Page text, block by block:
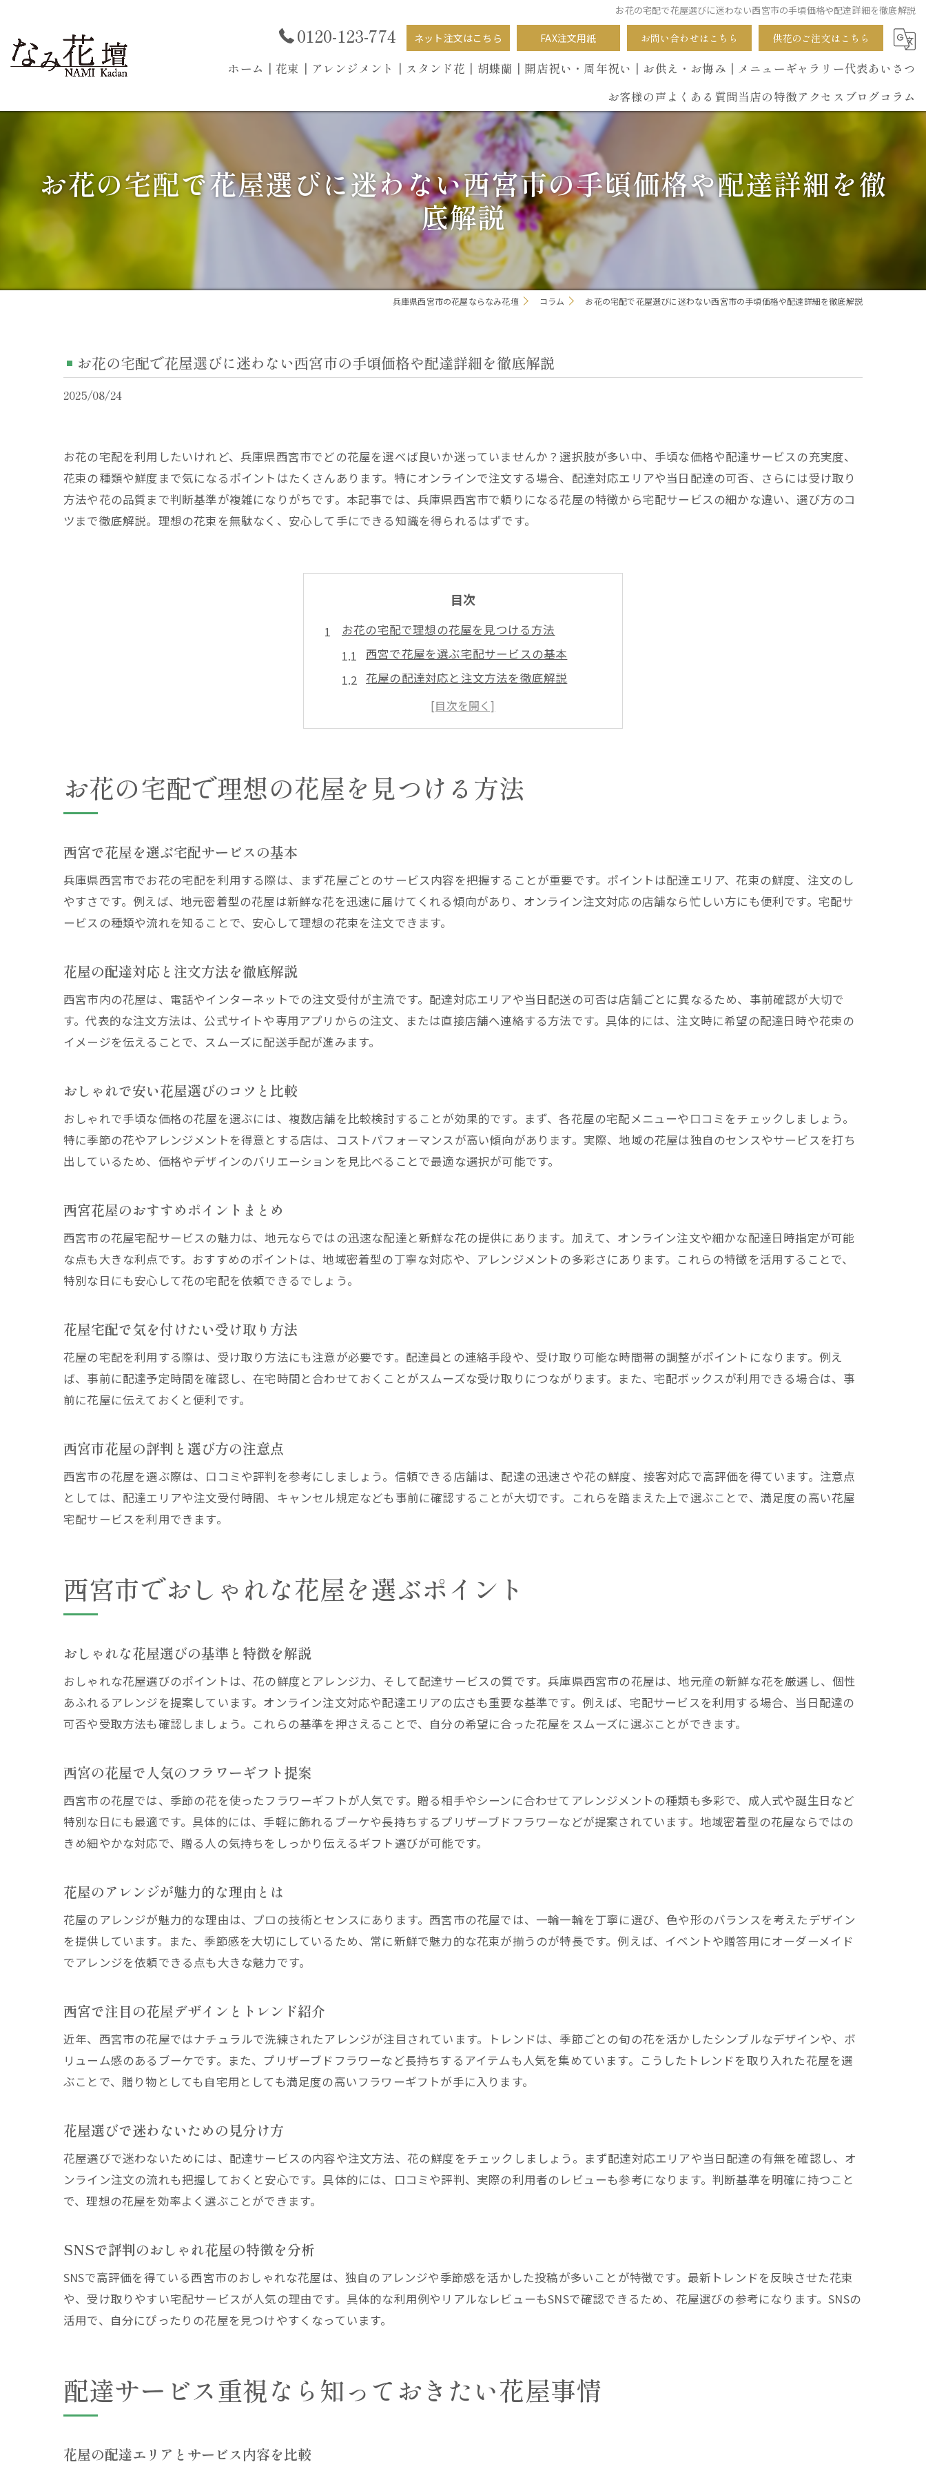
お花の宅配で花屋選びに迷わない西宮市の手頃価格や配達詳細を徹底解説
0120-123-774 ネット注文はこちら FAX注文用紙 お問い合わせはこちら 供花のご注文はこちら
ホーム ┃花束┃ アレンジメント┃ スタンド花┃ 胡蝶蘭 ┃開店祝い・周年祝い ┃お供え・お悔み ┃メニューギャラリー代表あいさつ
お客様の声 よくある質問当店の特徴
開店祝い
イベント
誕生日
アクセス ブログコラム
お花の宅配で花屋選びに迷わない西宮市の手頃価格や配達詳細を徹
底解説
兵庫県西宮市の花屋ならなみ花壇 コラム お花の宅配で花屋選びに迷わない西宮市の手頃価格や配達詳細を徹底解説
お花の宅配で花屋選びに迷わない西宮市の手頃価格や配達詳細を徹底解説
2025/08/24
お花の宅配を利用したいけれど、兵庫県西宮市でどの花屋を選べば良いか迷っていませんか？選択肢が多い中、手頃な価格や配達サービスの充実度、
花束の種類や鮮度まで気になるポイントはたくさんあります。特にオンラインで注文する場合、配達対応エリアや当日配達の可否、さらには受け取り
方法や花の品質まで判断基準が複雑になりがちです。本記事では、兵庫県西宮市で頼りになる花屋の特徴から宅配サービスの細かな違い、選び方のコ
ツまで徹底解説。理想の花束を無駄なく、安心して手にできる知識を得られるはずです。
目次
お花の宅配で理想の花屋を見つける方法
西宮で花屋を選ぶ宅配サービスの基本
花屋の配達対応と注文方法を徹底解説
おしゃれで安い花屋選びのコツと比較
西宮花屋のおすすめポイントまとめ
西宮市花屋の評判と選び方の注意点
西宮市でおしゃれな花屋を選ぶポイント
花屋のアレンジが魅力的な理由とは
西宮で注目の花屋デザインとトレンド紹介
花屋選びで迷わないための見分け方
花屋の配達エリアとサービス内容を比較
西宮で花屋宅配を頼む際の配送料注意事項
当日配達可能な花屋のメリットと選び方
西宮花屋で安心配達を依頼するコツ
手頃価格で楽しむ西宮市の花屋宅配体験
手頃な価格で選ぶ西宮の花屋サービス
コスパ重視の花屋選びと注意点を解説
西宮市花屋での価格交渉や割引情報
用途に合わせた花屋の宅配メニューを解説
法事やお供え向け花屋サービスの特徴
フラワーアレンジメント宅配で叶える贈り物
花屋のフラワーアレンジメント宅配活用法
特別な日の花屋アレンジメント事例集
品質を守る花屋の梱包方法と配送工夫
西宮花屋で選ぶ新鮮な花の見分け方
安心して注文できる花屋選びの秘訣
信頼できる花屋の見極め方と選び方
トラブル時も安心の花屋宅配サービス
お花の宅配で理想の花屋を見つける方法
西宮で花屋を選ぶ宅配サービスの基本
兵庫県西宮市でお花の宅配を利用する際は、まず花屋ごとのサービス内容を把握することが重要です。ポイントは配達エリア、花束の鮮度、注文のし
やすさです。例えば、地元密着型の花屋は新鮮な花を迅速に届けてくれる傾向があり、オンライン注文対応の店舗なら忙しい方にも便利です。宅配サ
ービスの種類や流れを知ることで、安心して理想の花束を注文できます。
花屋の配達対応と注文方法を徹底解説
西宮市内の花屋は、電話やインターネットでの注文受付が主流です。配達対応エリアや当日配送の可否は店舗ごとに異なるため、事前確認が大切で
す。代表的な注文方法は、公式サイトや専用アプリからの注文、または直接店舗へ連絡する方法です。具体的には、注文時に希望の配達日時や花束の
イメージを伝えることで、スムーズに配送手配が進みます。
おしゃれで安い花屋選びのコツと比較
おしゃれで手頃な価格の花屋を選ぶには、複数店舗を比較検討することが効果的です。まず、各花屋の宅配メニューや口コミをチェックしましょう。
特に季節の花やアレンジメントを得意とする店は、コストパフォーマンスが高い傾向があります。実際、地域の花屋は独自のセンスやサービスを打ち
出しているため、価格やデザインのバリエーションを見比べることで最適な選択が可能です。
西宮花屋のおすすめポイントまとめ
西宮市の花屋宅配サービスの魅力は、地元ならではの迅速な配達と新鮮な花の提供にあります。加えて、オンライン注文や細かな配達日時指定が可能
な点も大きな利点です。おすすめのポイントは、地域密着型の丁寧な対応や、アレンジメントの多彩さにあります。これらの特徴を活用することで、
特別な日にも安心して花の宅配を依頼できるでしょう。
花屋宅配で気を付けたい受け取り方法
花屋の宅配を利用する際は、受け取り方法にも注意が必要です。配達員との連絡手段や、受け取り可能な時間帯の調整がポイントになります。例え
ば、事前に配達予定時間を確認し、在宅時間と合わせておくことがスムーズな受け取りにつながります。また、宅配ボックスが利用できる場合は、事
前に花屋に伝えておくと便利です。
西宮市花屋の評判と選び方の注意点
西宮市の花屋を選ぶ際は、口コミや評判を参考にしましょう。信頼できる店舗は、配達の迅速さや花の鮮度、接客対応で高評価を得ています。注意点
としては、配達エリアや注文受付時間、キャンセル規定なども事前に確認することが大切です。これらを踏まえた上で選ぶことで、満足度の高い花屋
宅配サービスを利用できます。
西宮市でおしゃれな花屋を選ぶポイント
おしゃれな花屋選びの基準と特徴を解説
おしゃれな花屋選びのポイントは、花の鮮度とアレンジ力、そして配達サービスの質です。兵庫県西宮市の花屋は、地元産の新鮮な花を厳選し、個性
あふれるアレンジを提案しています。オンライン注文対応や配達エリアの広さも重要な基準です。例えば、宅配サービスを利用する場合、当日配達の
可否や受取方法も確認しましょう。これらの基準を押さえることで、自分の希望に合った花屋をスムーズに選ぶことができます。
西宮の花屋で人気のフラワーギフト提案
西宮市の花屋では、季節の花を使ったフラワーギフトが人気です。贈る相手やシーンに合わせてアレンジメントの種類も多彩で、成人式や誕生日など
特別な日にも最適です。具体的には、手軽に飾れるブーケや長持ちするプリザーブドフラワーなどが提案されています。地域密着型の花屋ならではの
きめ細やかな対応で、贈る人の気持ちをしっかり伝えるギフト選びが可能です。
花屋のアレンジが魅力的な理由とは
花屋のアレンジが魅力的な理由は、プロの技術とセンスにあります。西宮市の花屋では、一輪一輪を丁寧に選び、色や形のバランスを考えたデザイン
を提供しています。また、季節感を大切にしているため、常に新鮮で魅力的な花束が揃うのが特長です。例えば、イベントや贈答用にオーダーメイド
でアレンジを依頼できる点も大きな魅力です。
西宮で注目の花屋デザインとトレンド紹介
近年、西宮市の花屋ではナチュラルで洗練されたアレンジが注目されています。トレンドは、季節ごとの旬の花を活かしたシンプルなデザインや、ボ
リューム感のあるブーケです。また、プリザーブドフラワーなど長持ちするアイテムも人気を集めています。こうしたトレンドを取り入れた花屋を選
ぶことで、贈り物としても自宅用としても満足度の高いフラワーギフトが手に入ります。
花屋選びで迷わないための見分け方
花屋選びで迷わないためには、配達サービスの内容や注文方法、花の鮮度をチェックしましょう。まず配達対応エリアや当日配達の有無を確認し、オ
ンライン注文の流れも把握しておくと安心です。具体的には、口コミや評判、実際の利用者のレビューも参考になります。判断基準を明確に持つこと
で、理想の花屋を効率よく選ぶことができます。
SNSで評判のおしゃれ花屋の特徴を分析
SNSで高評価を得ている西宮市のおしゃれな花屋は、独自のアレンジや季節感を活かした投稿が多いことが特徴です。最新トレンドを反映させた花束
や、受け取りやすい宅配サービスが人気の理由です。具体的な利用例やリアルなレビューもSNSで確認できるため、花屋選びの参考になります。SNSの
活用で、自分にぴったりの花屋を見つけやすくなっています。
配達サービス重視なら知っておきたい花屋事情
花屋の配達エリアとサービス内容を比較